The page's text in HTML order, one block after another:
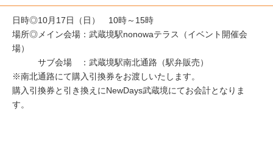
日時◎10月17日（日） 10時～15時
場所◎メイン会場：武蔵境駅nonowaテラス（イベント開催会
場）
サブ会場 ：武蔵境駅南北通路（駅弁販売）
※南北通路にて購入引換券をお渡しいたします。
購入引換券と引き換えにNewDays武蔵境にてお会計となりま
す。